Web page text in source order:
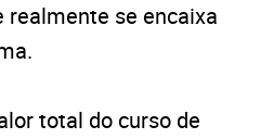
realmente se encaixa
total do curso de